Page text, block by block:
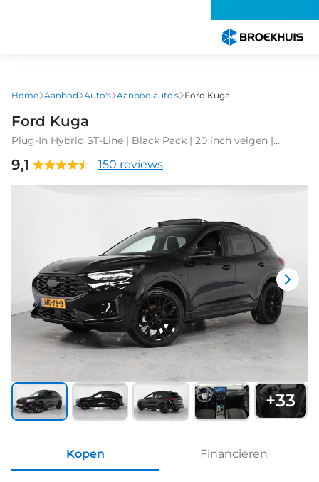
gaan
Home Aanbod Auto's Aanbod auto's Ford Kuga
Ford Kuga
Plug-In Hybrid ST-Line | Black Pack | 20 inch velgen |
| Winter Pack
9,1 150 reviews
+33
Kopen Financieren